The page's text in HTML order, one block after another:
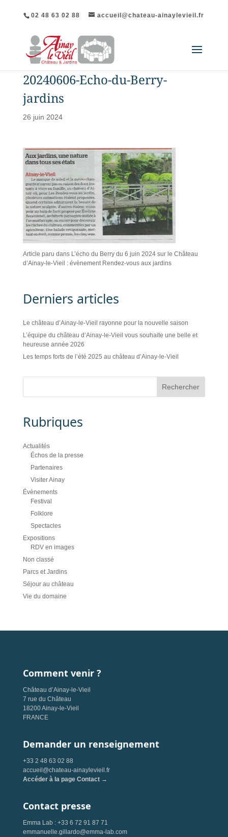
02 48 63 02 88 accueil@chateau-ainaylevieil.fr
20240606-Echo-du-Berry-
jardins
26 juin 2024
Article paru dans L’écho du Berry du 6 juin 2024 sur le Château
d’Ainay-le-Vieil : évènement Rendez-vous aux jardins
Derniers articles
Le château d’Ainay-le-Vieil rayonne pour la nouvelle saison
L’équipe du château d’Ainay-le-Vieil vous souhaite une belle et
heureuse année 2026
Les temps forts de l’été 2025 au château d’Ainay-le-Vieil
Rubriques
Actualités
Échos de la presse
Partenaires
Visiter Ainay
Évènements
Festival
Folklore
Spectacles
Expositions
RDV en images
Non classé
Parcs et Jardins
Séjour au château
Vie du domaine
Comment venir ?
Château d’Ainay-le-Vieil
7 rue du Château
18200 Ainay-le-Vieil
FRANCE
Demander un renseignement
+33 2 48 63 02 88
accueil@chateau-ainaylevieil.fr
Accéder à la page Contact →
Contact presse
Emma Lab : +33 6 72 91 87 71
emmanuelle.gillardo@emma-lab.com